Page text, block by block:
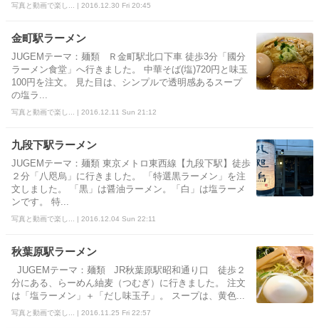
写真と動画で楽し... | 2016.12.30 Fri 20:45
金町駅ラーメン
JUGEMテーマ：麺類 Ｒ金町駅北口下車 徒歩3分「國分
ラーメン食堂」へ行きました。 中華そば(塩)720円と味玉
100円を注文。 見た目は、シンプルで透明感あるスープ
の塩ラ...
写真と動画で楽し... | 2016.12.11 Sun 21:12
九段下駅ラーメン
JUGEMテーマ：麺類 東京メトロ東西線【九段下駅】徒歩
２分「八咫烏」に行きました。 「特選黒ラーメン」を注
文しました。 「黒」は醤油ラーメン。「白」は塩ラーメ
ンです。 特...
写真と動画で楽し... | 2016.12.04 Sun 22:11
秋葉原駅ラーメン
JUGEMテーマ：麺類 JR秋葉原駅昭和通り口 徒歩２
分にある、らーめん紬麦（つむぎ）に行きました。 注文
は「塩ラーメン」＋「だし味玉子」。 スープは、黄色...
写真と動画で楽し... | 2016.11.25 Fri 22:57